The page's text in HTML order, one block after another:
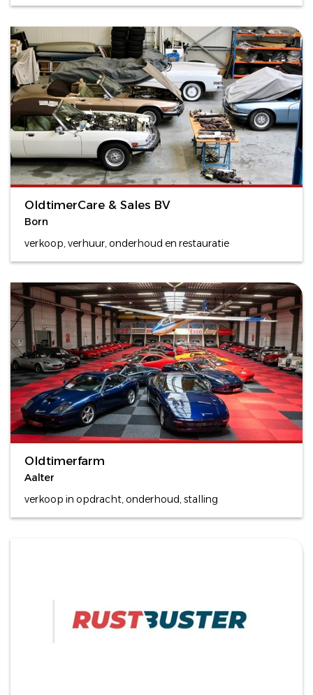
OldtimerCare & Sales BV
Born
verkoop, verhuur, onderhoud en restauratie
Oldtimerfarm
Aalter
verkoop in opdracht, onderhoud, stalling